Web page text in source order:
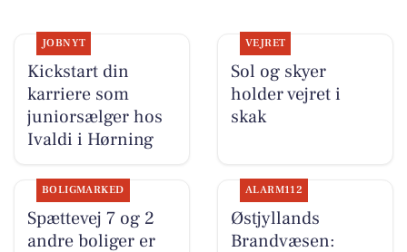
JOBNYT
Kickstart din
karriere som
juniorsælger hos
Ivaldi i Hørning
VEJRET
Sol og skyer
holder vejret i
skak
BOLIGMARKED
Spættevej 7 og 2
andre boliger er
ALARM112
Østjyllands
Brandvæsen: